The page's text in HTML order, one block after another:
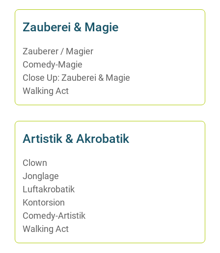
Zau­be­rei & Magie
Zau­be­rer /​ Ma­gi­er
Co­me­dy-Ma­gie
Clo­se Up: Zau­be­rei & Magie
Wal­king Act
Ar­tis­tik & Akrobatik
Clown
Jon­gla­ge
Luft­akro­ba­tik
Kon­tor­si­on
Co­me­dy-Ar­tis­tik
Wal­king Act